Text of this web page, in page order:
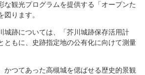
な観光プログラムを提供する「オープンた
ります。
城跡については、「芥川城跡保存活用計
ともに、史跡指定地の公有化に向けて測量
かつてあった高槻城を偲ばせる歴史的景観